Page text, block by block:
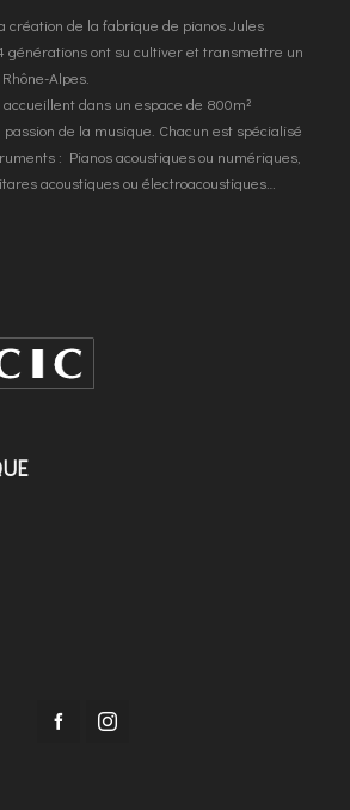
création de la fabrique de pianos Jules
générations ont su cultiver et transmettre un
Alpes.
dans un espace de 800m²
de la musique. Chacun est spécialisé
: Pianos acoustiques ou numériques,
acoustiques ou électroacoustiques…